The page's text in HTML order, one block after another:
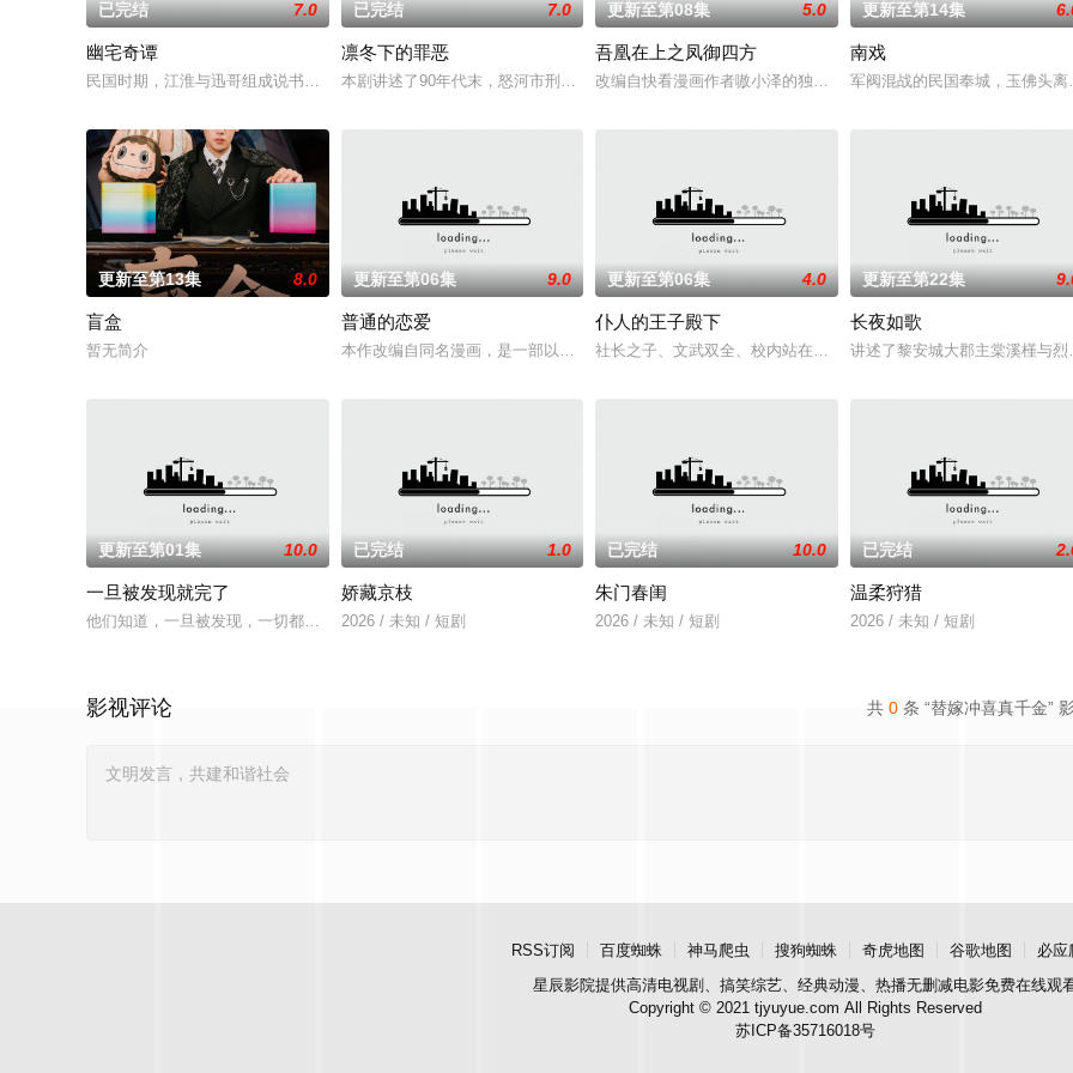
已完结 7.0
幽宅奇谭
民国时期，江淮与迅哥组成说书班子，偶遇“白天人住屋，晚上鬼占房”的阴阳宅，江淮被掳走配“阴婚”。他与女探长穆英搭档，侦破阎
已完结 7.0
凛冬下的罪恶
本剧讲述了90年代末，怒河市刑侦支队在无普及监控、无DNA鉴定技术的支持下，通过摸排、勘查等传统
更新至第08集 5.0
吾凰在上之凤御四方
改编自快看漫画作者嗷小泽的独家连载漫画《吾凰在上》。
更新至第14集
南戏
军阀混战的民国奉城，玉佛头
更新至第13集 8.0
盲盒
暂无简介
更新至第06集 9.0
普通的恋爱
本作改编自同名漫画，是一部以处于上下级关系的文原一良与东庆伊为中心，讲述这两个笨拙之人寻觅属
更新至第06集 4.0
仆人的王子殿下
社长之子、文武双全、校内站在金字塔顶端的五藤直也（小川饰），
更新至第22集
长夜如歌
讲述了黎安城大郡主棠溪槿与
更新至第01集 10.0
一旦被发现就完了
他们知道，一旦被发现，一切都会结束。 一对高中情侣努力
已完结 1.0
娇藏京枝
2026 / 未知 / 短剧
已完结 10.0
朱门春闺
2026 / 未知 / 短剧
已完结
温柔狩猎
2026 / 未知 / 短剧
共 0 条 “替嫁冲喜真千金”
影视评论
RSS订阅 百度蜘蛛 神马爬虫 搜狗蜘蛛 奇虎地图 谷歌地图
必应
星辰影院提供高清电视剧、搞笑综艺、经典动漫、热播无删减电影免费在线观
Copyright © 2021 tjyuyue.com All Rights Reserved
苏ICP备35716018号